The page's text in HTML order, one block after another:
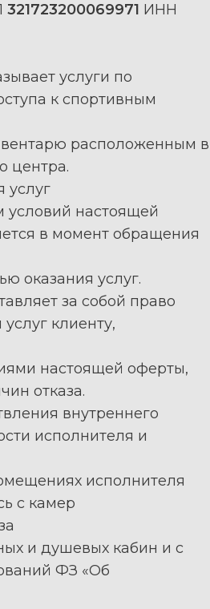
321723200069971 ИНН
услуги по
к спортивным
расположенным в
центра.
услуг
условий настоящей
в момент обращения
оказания услуг.
за собой право
услуг клиенту,
настоящей оферты,
чин отказа.
внутреннего
исполнителя и
исполнителя
с камер
и душевых кабин и с
ФЗ «Об